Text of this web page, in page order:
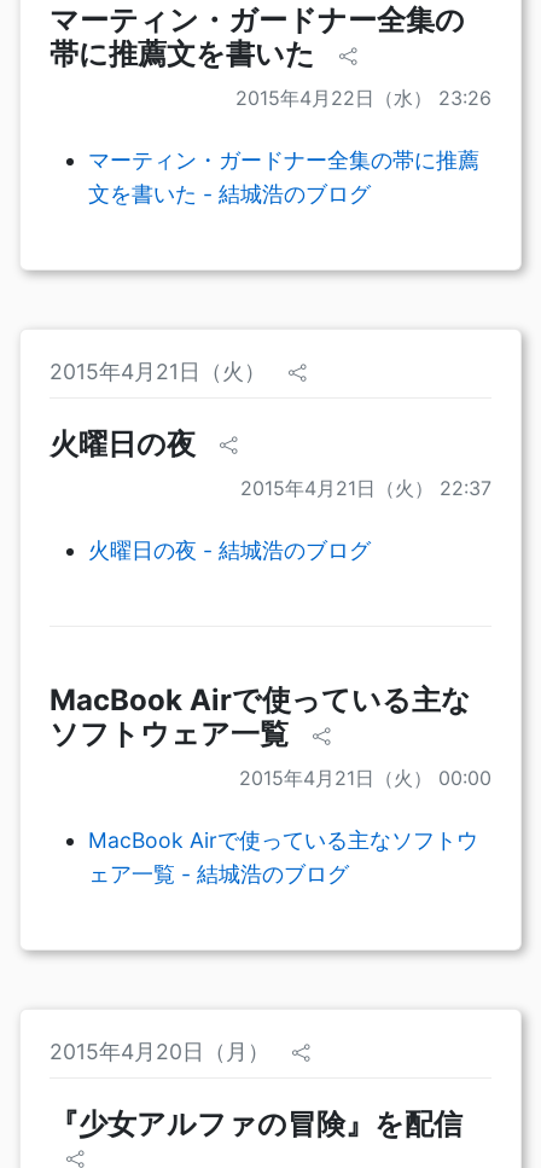
マーティン・ガードナー全集の
帯に推薦文を書いた
2015年4月22日（水） 23:26
マーティン・ガードナー全集の帯に推薦
文を書いた - 結城浩のブログ
2015年4月21日（火）
火曜日の夜
2015年4月21日（火） 22:37
火曜日の夜 - 結城浩のブログ
MacBook Airで使っている主な
ソフトウェア一覧
2015年4月21日（火） 00:00
MacBook Airで使っている主なソフトウ
ェア一覧 - 結城浩のブログ
2015年4月20日（月）
『少女アルファの冒険』を配信